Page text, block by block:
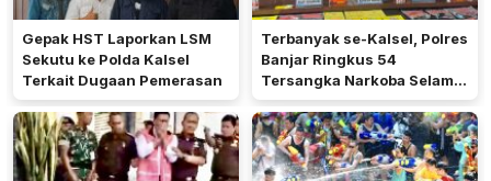
Gepak HST Laporkan LSM
Sekutu ke Polda Kalsel
Terkait Dugaan Pemerasan
Terbanyak se-Kalsel, Polres
Banjar Ringkus 54
Tersangka Narkoba Selama
Operasi Antik 2026